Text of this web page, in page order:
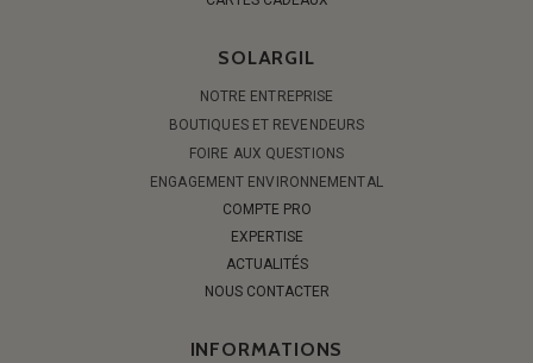
SOLARGIL
NOTRE ENTREPRISE
BOUTIQUES ET REVENDEURS
FOIRE AUX QUESTIONS
ENGAGEMENT ENVIRONNEMENTAL
COMPTE PRO
EXPERTISE
ACTUALITÉS
NOUS CONTACTER
INFORMATIONS